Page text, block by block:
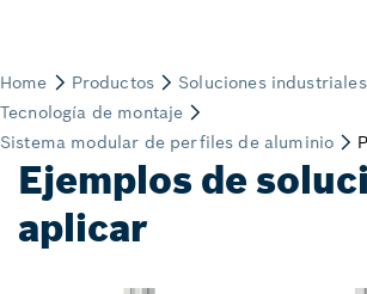
Ejemplos de
aplicar